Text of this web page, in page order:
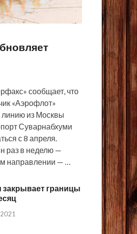
сообщает, что
«Аэрофлот»
линию из Москвы
Суварнабхуми
с 8 апреля.
раз в неделю —
направлении — …
закрывает границы